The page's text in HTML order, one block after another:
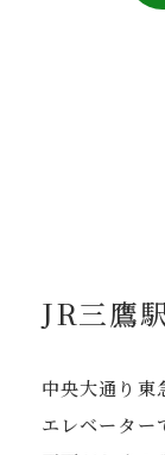
JR三鷹
中央大通り東
エレベーター